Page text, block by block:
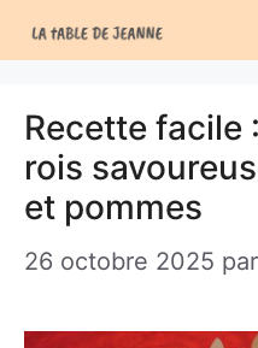
au
Recette facile
rois
et pommes
26 octobre 2025 par